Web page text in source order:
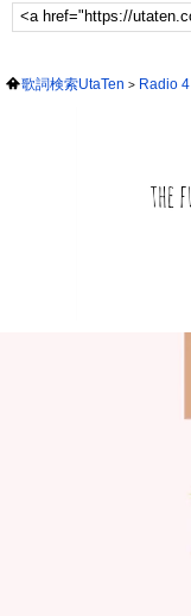
歌詞検索UtaTen Radio 4